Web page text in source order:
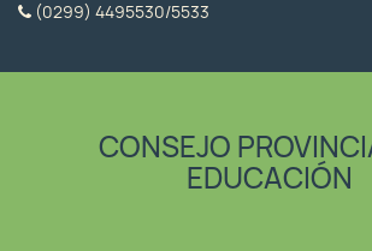
(0299) 4495530/5533
CONSEJO
EDUCACIÓN